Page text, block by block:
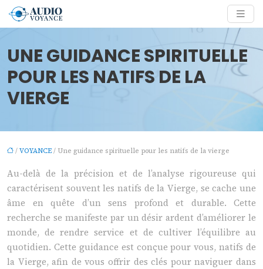
UNE GUIDANCE SPIRITUELLE
POUR LES NATIFS DE LA
VIERGE
/ VOYANCE / Une guidance spirituelle pour les natifs de la vierge
Au-delà de la précision et de l’analyse rigoureuse qui
caractérisent souvent les natifs de la Vierge, se cache une
âme en quête d’un sens profond et durable. Cette
recherche se manifeste par un désir ardent d’améliorer le
monde, de rendre service et de cultiver l’équilibre au
quotidien. Cette guidance est conçue pour vous, natifs de
la Vierge, afin de vous offrir des clés pour naviguer dans